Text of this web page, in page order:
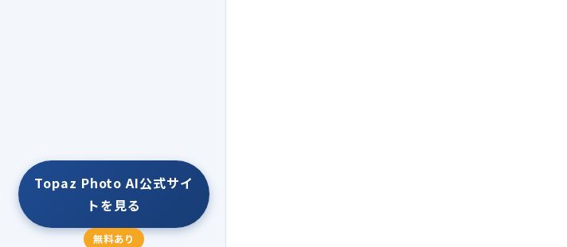
Topaz Photo AI公式サイ
トを見る
無料あり